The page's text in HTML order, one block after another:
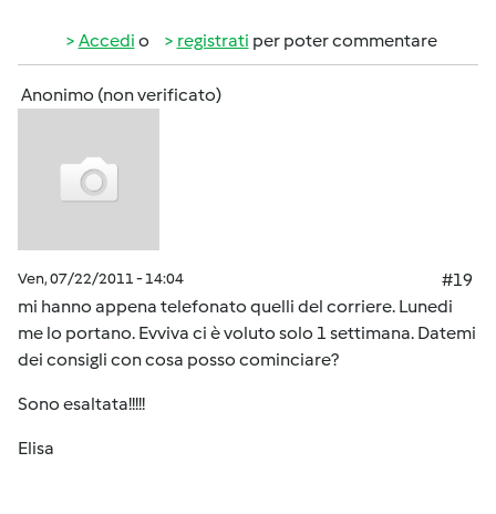
Accedi o registrati per poter commentare
Anonimo (non verificato)
Ven, 07/22/2011 - 14:04
#19
mi hanno appena telefonato quelli del corriere. Lunedi
me lo portano. Evviva ci è voluto solo 1 settimana. Datemi
dei consigli con cosa posso cominciare?
Sono esaltata!!!!!
Elisa